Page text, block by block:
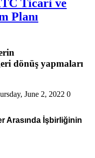
Ticari ve
Planı
dönüş yapmaları
June 2, 2022 0
Arasında İşbirliğinin